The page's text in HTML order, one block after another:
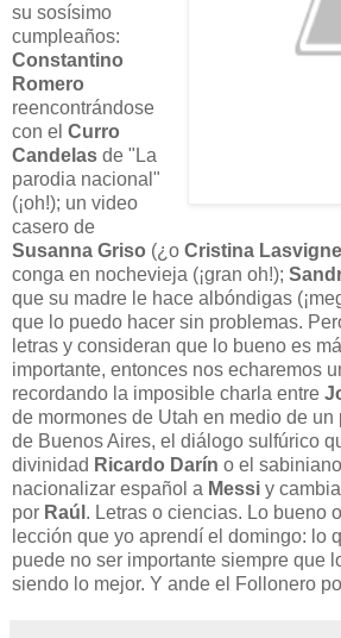
su sosísimo
cumpleaños:
Constantino
Romero
reencontrándose
con el Curro
Candelas de "La
parodia nacional"
(¡oh!); un video
casero de
Susanna Griso (¿o Cristina
conga en nochevieja (¡gran oh!);
que su madre le hace albóndigas
que lo puedo hacer sin problemas.
letras y consideran que lo bueno es
importante, entonces nos echaremos
recordando la imposible charla entre
de mormones de Utah en medio de
de Buenos Aires, el diálogo sulfúrico
divinidad Ricardo Darín o el
nacionalizar español a Messi y
por Raúl . Letras o ciencias. Lo bueno
lección que yo aprendí el domingo: lo
puede no ser importante siempre que
siendo lo mejor. Y ande el Follonero